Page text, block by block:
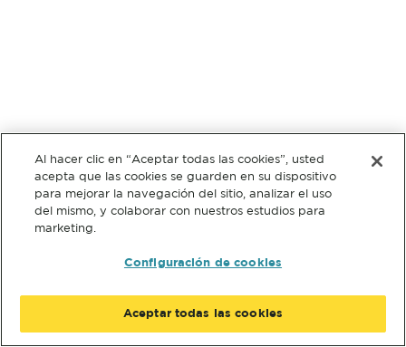
Al hacer clic en “Aceptar todas las cookies”, usted
acepta que las cookies se guarden en su dispositivo
para mejorar la navegación del sitio, analizar el uso
del mismo, y colaborar con nuestros estudios para
marketing.
Configuración de cookies
Aceptar todas las cookies